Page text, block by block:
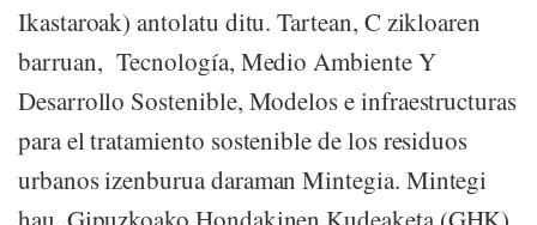
Ikastaroak) antolatu ditu. Tartean, C zikloaren
barruan, Tecnología, Medio Ambiente Y
Desarrollo Sostenible, Modelos e infraestructuras
para el tratamiento sostenible de los residuos
urbanos izenburua daraman Mintegia. Mintegi